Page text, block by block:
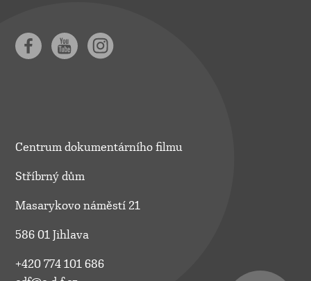
Centrum dokumentárního filmu
Stříbrný dům
Masarykovo náměstí 21
586 01 Jihlava
+420 774 101 686